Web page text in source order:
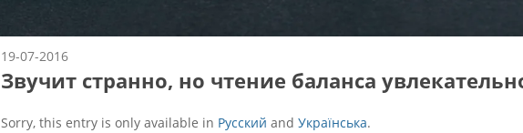
19-07-2016
Звучит странно, но чтение баланса
Sorry, this entry is only available in Русский and Українська.